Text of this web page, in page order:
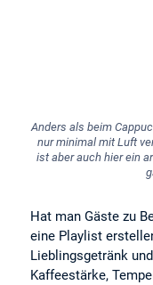
Anders als beim
nur minimal mit Luft
ist aber auch hier ein
Hat man Gäste zu
eine Playlist
Lieblingsgetränk
Kaffeestärke,